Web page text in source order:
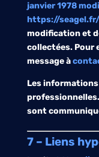
janvier 1978
https://seagel.fr/
modification et
collectées. Pour
message à
Les
sont
7 – Liens